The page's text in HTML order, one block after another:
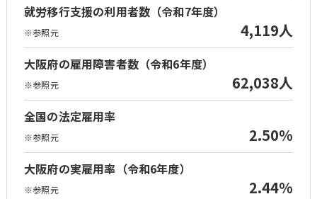
就労移行支援の利用者数（令和7年度）
※参照元 4,119人
大阪府の雇用障害者数（令和6年度）
※参照元 62,038人
全国の法定雇用率
※参照元 2.50%
大阪府の実雇用率（令和6年度）
※参照元 2.44%